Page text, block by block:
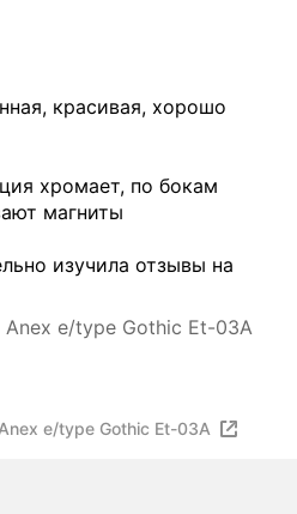
красивая, хорошо
хромает, по бокам
магниты
изучила отзывы на
e/type Gothic Et-03A
e/type Gothic Et-03A